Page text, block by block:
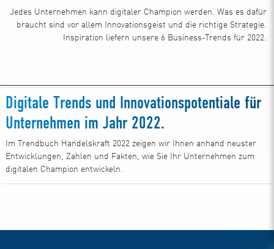
Jedes Unternehmen kann digitaler Champion werden. Was es dafür
braucht sind vor allem Innovationsgeist und die richtige Strategie.
Inspiration liefern unsere 6 Business-Trends für 2022.
Digitale Trends und Innovationspotentiale für
Unternehmen im Jahr 2022.
Im Trendbuch Handelskraft 2022 zeigen wir Ihnen anhand neuster
Entwicklungen, Zahlen und Fakten, wie Sie Ihr Unternehmen zum
digitalen Champion entwickeln.